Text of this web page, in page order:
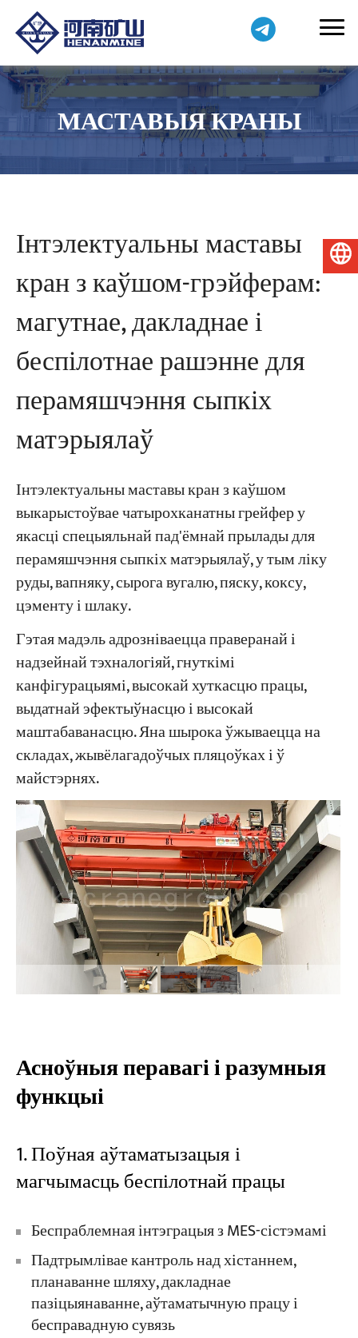
Праекты
Блогі
Праграмы
Пра нас
Звяжыцеся з намі
МАСТАВЫЯ КРАНЫ
Інтэлектуальны маставы
кран з каўшом-грэйферам:
магутнае, дакладнае і
беспілотнае рашэнне для
перамяшчэння сыпкіх
матэрыялаў
Інтэлектуальны маставы кран з каўшом
выкарыстоўвае чатырохканатны грейфер у
якасці спецыяльнай пад'ёмнай прылады для
перамяшчэння сыпкіх матэрыялаў, у тым ліку
руды, вапняку, сырога вугалю, пяску, коксу,
цэменту і шлаку.
Гэтая мадэль адрозніваецца праверанай і
надзейнай тэхналогіяй, гнуткімі
канфігурацыямі, высокай хуткасцю працы,
выдатнай эфектыўнасцю і высокай
маштабаванасцю. Яна шырока ўжываецца на
складах, жывёлагадоўчых пляцоўках і ў
майстэрнях.
Асноўныя перавагі і разумныя
функцыі
1. Поўная аўтаматызацыя і
магчымасць беспілотнай працы
Беспраблемная інтэграцыя з MES-сістэмамі
Падтрымлівае кантроль над хістаннем,
планаванне шляху, дакладнае
пазіцыянаванне, аўтаматычную працу і
бесправадную сувязь
Беларуская мова